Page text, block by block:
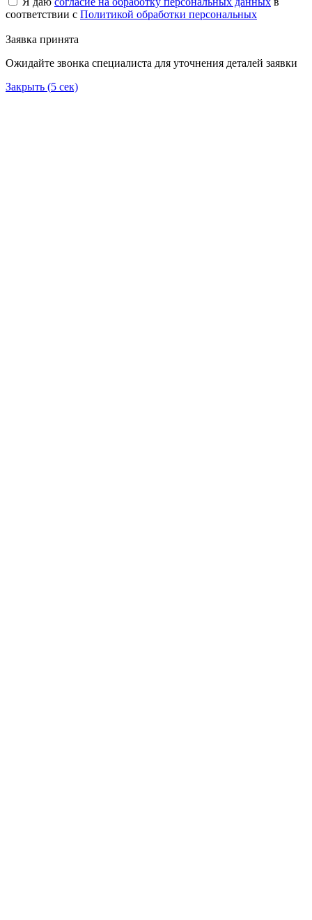
соответствии с Политикой обработки персональных
Заявка принята
Ожидайте звонка специалиста для уточнения деталей заявки
Закрыть (5 сек)